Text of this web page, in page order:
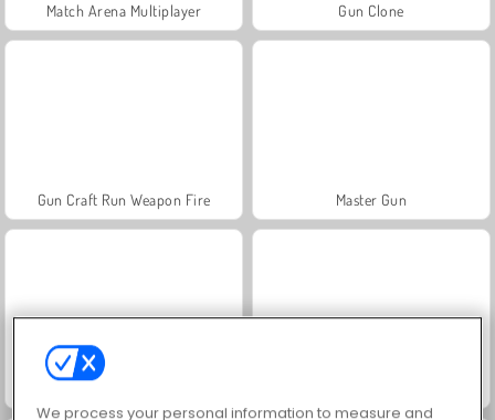
Match Arena Multiplayer Gun Clone
Gun Craft Run Weapon Fire Master Gun
We process your personal information to measure and